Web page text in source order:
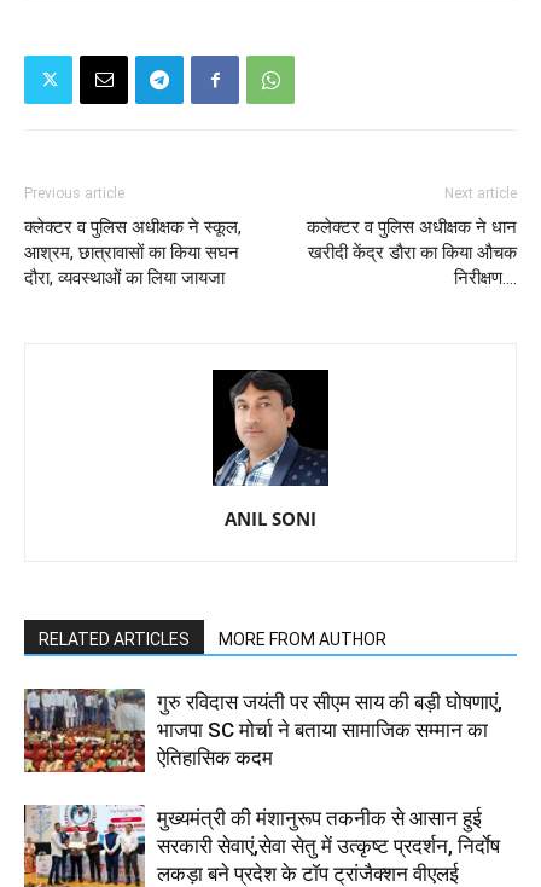
Previous article
क्लेक्टर व पुलिस अधीक्षक ने स्कूल,
आश्रम, छात्रावासों का किया सघन
दौरा, व्यवस्थाओं का लिया जायजा
Next article
कलेक्टर व पुलिस अधीक्षक ने धान
खरीदी केंद्र डौरा का किया औचक
निरीक्षण....
ANIL SONI
RELATED ARTICLES MORE FROM AUTHOR
गुरु रविदास जयंती पर सीएम साय की बड़ी घोषणाएं,
भाजपा SC मोर्चा ने बताया सामाजिक सम्मान का
ऐतिहासिक कदम
मुख्यमंत्री की मंशानुरूप तकनीक से आसान हुई
सरकारी सेवाएं,सेवा सेतु में उत्कृष्ट प्रदर्शन, निर्दाेष
लकड़ा बने प्रदेश के टॉप ट्रांजैक्शन वीएलई